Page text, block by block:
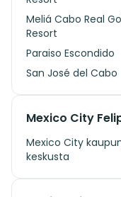
Meliá Cabo Real
Resort
Paraiso Escondido
San José del Cabo
Mexico City
Mexico City
keskusta